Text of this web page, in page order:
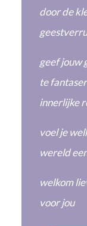
door de
geef jouw
te
innerlijke
voel je
wereld
welkom
voor jou